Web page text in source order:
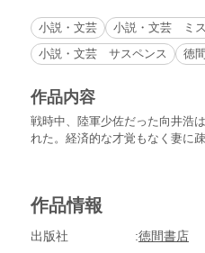
小説・文芸 小説・文芸 ミ
小説・文芸 サスペンス
徳
作品内容
戦時中、陸軍少佐だった向井浩
れた。経済的な才覚もなく妻に
老婦人との会話で、妻はいない
「あの子と、ほんとに結婚をし
作品情報
出版社
徳間書店